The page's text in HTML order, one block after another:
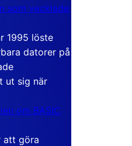
som vecklade
1995 löste
datorer på
ut sig när
om BASIC
att göra